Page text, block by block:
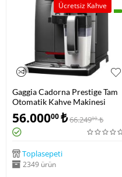
Ücretsiz Kahve
Gaggia Cadorna Prestige Tam
Otomatik Kahve Makinesi
RI9604/01
56.00000₺66.24900 ₺
Toplasepeti
2349 ürün